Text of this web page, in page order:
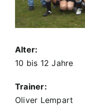
Alter:
10 bis 12 Jahre
Trainer:
Oliver Lempart